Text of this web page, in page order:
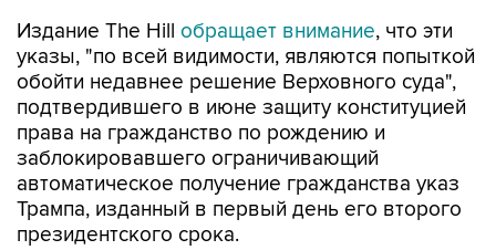
Издание The Hill обращает внимание, что эти
указы, "по всей видимости, являются попыткой
обойти недавнее решение Верховного суда",
подтвердившего в июне защиту конституцией
права на гражданство по рождению и
заблокировавшего ограничивающий
автоматическое получение гражданства указ
Трампа, изданный в первый день его второго
президентского срока.